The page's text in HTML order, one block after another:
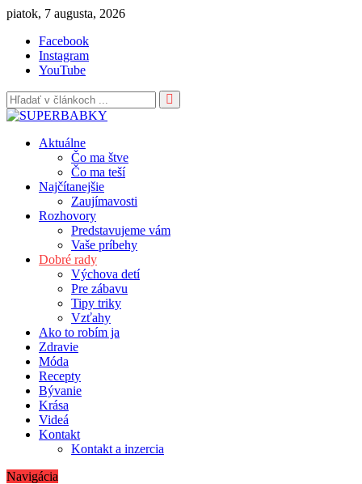
Skip
content
piatok, 7 augusta, 2026
Facebook
Instagram
YouTube
Aktuálne
Čo ma štve
Čo ma teší
Najčítanejšie
Zaujímavosti
Rozhovory
Predstavujeme vám
Vaše príbehy
Dobré rady
Výchova detí
Pre zábavu
Tipy triky
Vzťahy
Ako to robím ja
Zdravie
Móda
Recepty
Bývanie
Krása
Videá
Kontakt
Kontakt a inzercia
Navigácia